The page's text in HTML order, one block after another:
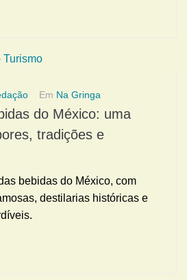
Em Na Gringa
do México: uma
tradições e
bebidas do México, com
destilarias históricas e